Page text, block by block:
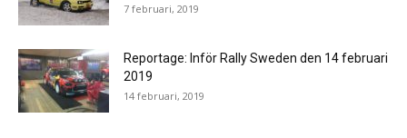
7 februari, 2019
Reportage: Inför Rally Sweden den 14 februari
2019
14 februari, 2019